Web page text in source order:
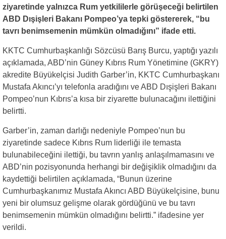
ziyaretinde yalnızca Rum yetkililerle görüşeceği belirtilen
ABD Dışişleri Bakanı Pompeo’ya tepki göstererek, “bu
tavrı benimsemenin mümkün olmadığını” ifade etti.
KKTC Cumhurbaşkanlığı Sözcüsü Barış Burcu, yaptığı yazılı
açıklamada, ABD’nin Güney Kıbrıs Rum Yönetimine (GKRY)
akredite Büyükelçisi Judith Garber’in, KKTC Cumhurbaşkanı
Mustafa Akıncı’yı telefonla aradığını ve ABD Dışişleri Bakanı
Pompeo’nun Kıbrıs’a kısa bir ziyarette bulunacağını ilettiğini
belirtti.
Garber’in, zaman darlığı nedeniyle Pompeo’nun bu
ziyaretinde sadece Kıbrıs Rum liderliği ile temasta
bulunabileceğini ilettiği, bu tavrın yanlış anlaşılmamasını ve
ABD’nin pozisyonunda herhangi bir değişiklik olmadığını da
kaydettiği belirtilen açıklamada, “Bunun üzerine
Cumhurbaşkanımız Mustafa Akıncı ABD Büyükelçisine, bunu
yeni bir olumsuz gelişme olarak gördüğünü ve bu tavrı
benimsemenin mümkün olmadığını belirtti.” ifadesine yer
verildi.